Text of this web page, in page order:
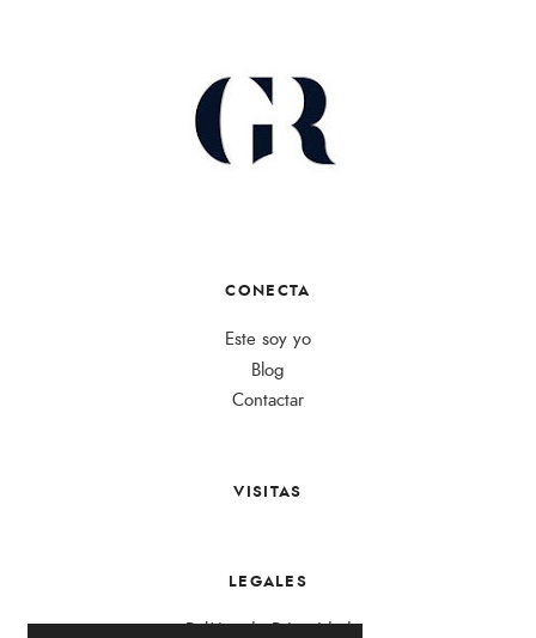
CONECTA
Este soy yo
Blog
Contactar
VISITAS
LEGALES
Política de Privacidad